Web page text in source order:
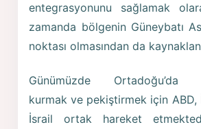
entegrasyonunu sağlamak
zamanda bölgenin Güneybatı
noktası olmasından da
Günümüzde Ortadoğu’da
kurmak ve pekiştirmek için ABD,
İsrail ortak hareket